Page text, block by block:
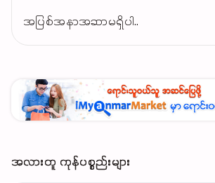
အပြစ်အနာအဆာမရှိပါ..
အလားတူ ကုန်ပစ္စည်းများ